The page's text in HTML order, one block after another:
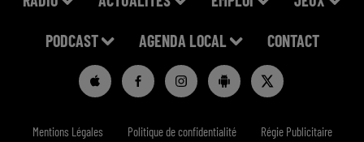
PODCAST AGENDA LOCAL CONTACT
Mentions Légales Politique de confidentialité Régie Publicitaire